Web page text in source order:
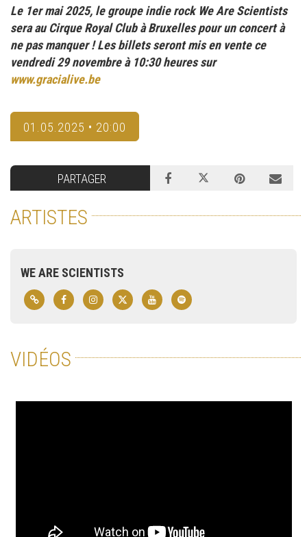
Le 1er mai 2025, le groupe indie rock We Are Scientists
sera au Cirque Royal Club à Bruxelles pour un concert à
ne pas manquer ! Les billets seront mis en vente ce
vendredi 29 novembre à 10:30 heures sur
www.gracialive.be
01.05.2025 • 20:00
PARTAGER
ARTISTES
WE ARE SCIENTISTS
VIDÉOS